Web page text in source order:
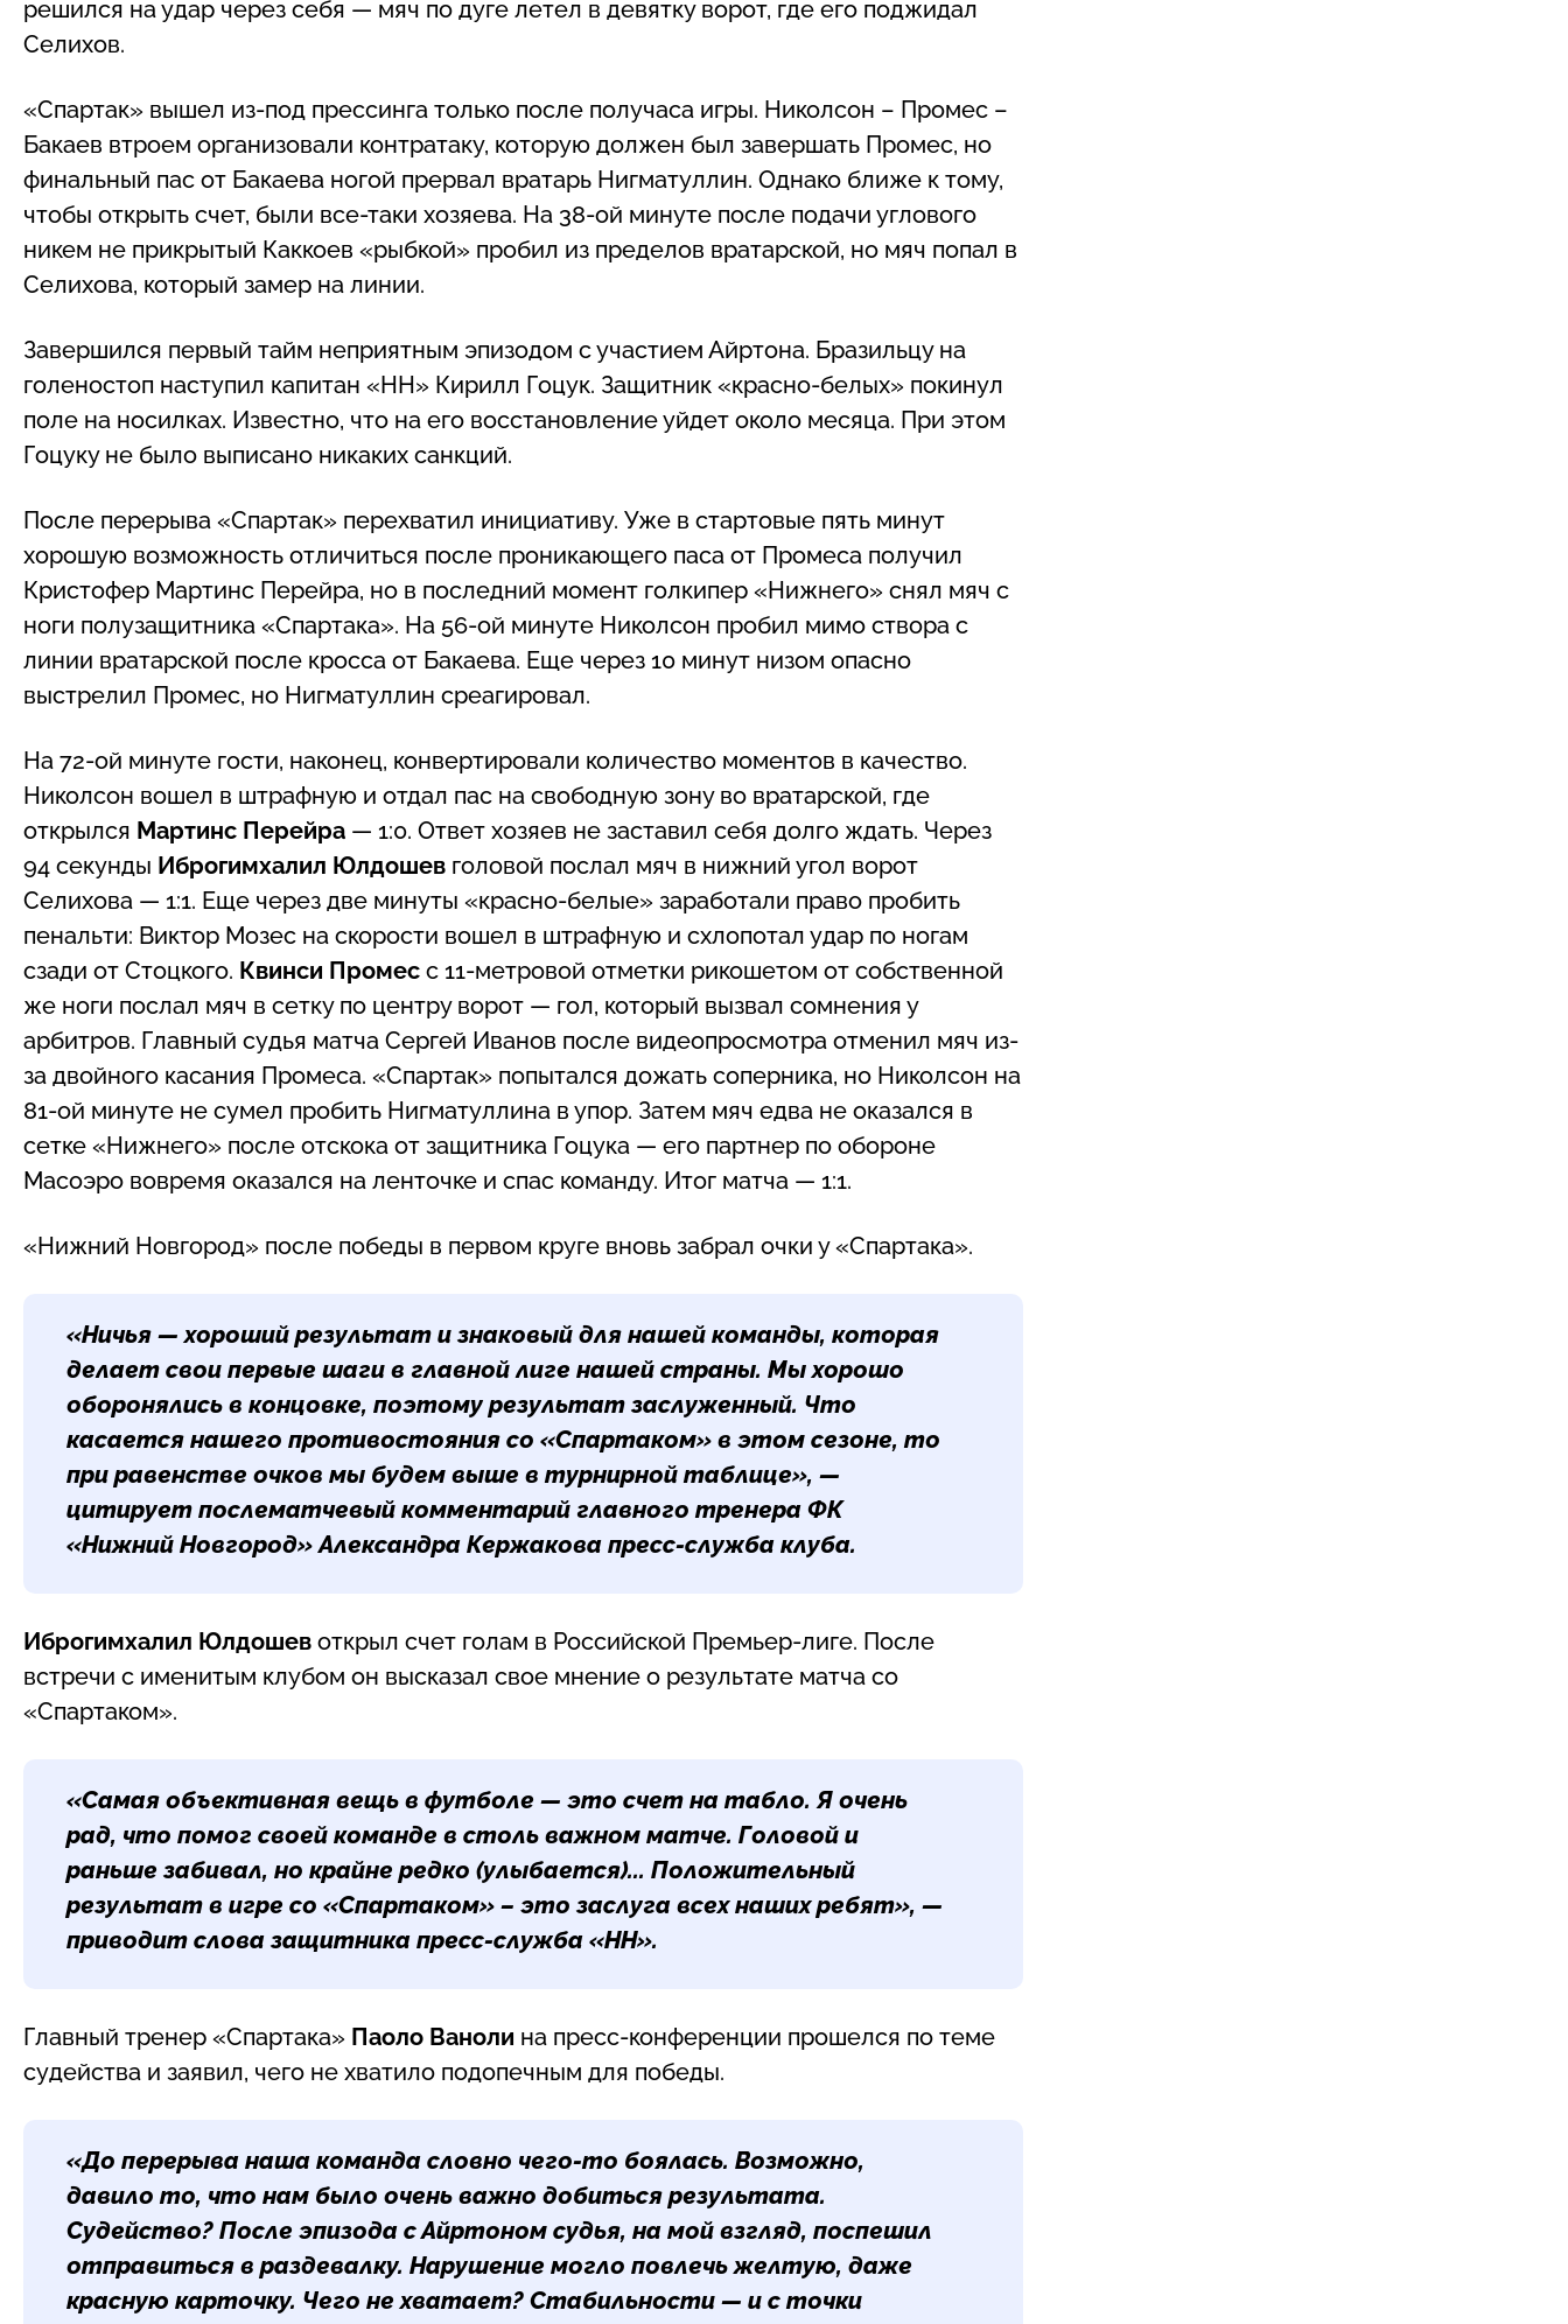
решился на удар через себя — мяч по дуге летел в девятку ворот, где его поджидал
Селихов.
«Спартак» вышел из-под прессинга только после получаса игры. Николсон – Промес –
Бакаев втроем организовали контратаку, которую должен был завершать Промес, но
финальный пас от Бакаева ногой прервал вратарь Нигматуллин. Однако ближе к тому,
чтобы открыть счет, были все-таки хозяева. На 38-ой минуте после подачи углового
никем не прикрытый Каккоев «рыбкой» пробил из пределов вратарской, но мяч попал в
Селихова, который замер на линии.
Завершился первый тайм неприятным эпизодом с участием Айртона. Бразильцу на
голеностоп наступил капитан «НН» Кирилл Гоцук. Защитник «красно-белых» покинул
поле на носилках. Известно, что на его восстановление уйдет около месяца. При этом
Гоцуку не было выписано никаких санкций.
После перерыва «Спартак» перехватил инициативу. Уже в стартовые пять минут
хорошую возможность отличиться после проникающего паса от Промеса получил
Кристофер Мартинс Перейра, но в последний момент голкипер «Нижнего» снял мяч с
ноги полузащитника «Спартака». На 56-ой минуте Николсон пробил мимо створа с
линии вратарской после кросса от Бакаева. Еще через 10 минут низом опасно
выстрелил Промес, но Нигматуллин среагировал.
На 72-ой минуте гости, наконец, конвертировали количество моментов в качество.
Николсон вошел в штрафную и отдал пас на свободную зону во вратарской, где
открылся Мартинс Перейра — 1:0. Ответ хозяев не заставил себя долго ждать. Через
94 секунды Иброгимхалил Юлдошев головой послал мяч в нижний угол ворот
Селихова — 1:1. Еще через две минуты «красно-белые» заработали право пробить
пенальти: Виктор Мозес на скорости вошел в штрафную и схлопотал удар по ногам
сзади от Стоцкого. Квинси Промес с 11-метровой отметки рикошетом от собственной
же ноги послал мяч в сетку по центру ворот — гол, который вызвал сомнения у
арбитров. Главный судья матча Сергей Иванов после видеопросмотра отменил мяч из-
за двойного касания Промеса. «Спартак» попытался дожать соперника, но Николсон на
81-ой минуте не сумел пробить Нигматуллина в упор. Затем мяч едва не оказался в
сетке «Нижнего» после отскока от защитника Гоцука — его партнер по обороне
Масоэро вовремя оказался на ленточке и спас команду. Итог матча — 1:1.
«Нижний Новгород» после победы в первом круге вновь забрал очки у «Спартака».
«Ничья — хороший результат и знаковый для нашей команды, которая
делает свои первые шаги в главной лиге нашей страны. Мы хорошо
оборонялись в концовке, поэтому результат заслуженный. Что
касается нашего противостояния со «Спартаком» в этом сезоне, то
при равенстве очков мы будем выше в турнирной таблице», —
цитирует послематчевый комментарий главного тренера ФК
«Нижний Новгород»Александра Кержакова пресс-служба клуба.
Иброгимхалил Юлдошев открыл счет голам в Российской Премьер-лиге. После
встречи с именитым клубом он высказал свое мнение о результате матча со
«Спартаком».
«Самая объективная вещь в футболе — это счет на табло. Я очень
рад, что помог своей команде в столь важном матче. Головой и
раньше забивал, но крайне редко (улыбается)... Положительный
результат в игре со «Спартаком» – это заслуга всех наших ребят», —
приводит слова защитника пресс-служба «НН».
Главный тренер «Спартака» Паоло Ваноли на пресс-конференции прошелся по теме
судейства и заявил, чего не хватило подопечным для победы.
«До перерыва наша команда словно чего-то боялась. Возможно,
давило то, что нам было очень важно добиться результата.
Судейство? После эпизода с Айртоном судья, на мой взгляд, поспешил
отправиться в раздевалку. Нарушение могло повлечь желтую, даже
красную карточку. Чего не хватает? Стабильности — и с точки